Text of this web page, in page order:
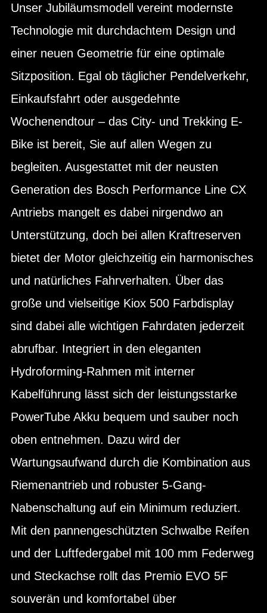
Unser Jubiläumsmodell vereint modernste
Technologie mit durchdachtem Design und
einer neuen Geometrie für eine optimale
Sitzposition. Egal ob täglicher Pendelverkehr,
Einkaufsfahrt oder ausgedehnte
Wochenendtour – das City- und Trekking E-
Bike ist bereit, Sie auf allen Wegen zu
begleiten. Ausgestattet mit der neusten
Generation des Bosch Performance Line CX
Antriebs mangelt es dabei nirgendwo an
Unterstützung, doch bei allen Kraftreserven
bietet der Motor gleichzeitig ein harmonisches
und natürliches Fahrverhalten. Über das
große und vielseitige Kiox 500 Farbdisplay
sind dabei alle wichtigen Fahrdaten jederzeit
abrufbar. Integriert in den eleganten
Hydroforming-Rahmen mit interner
Kabelführung lässt sich der leistungsstarke
PowerTube Akku bequem und sauber noch
oben entnehmen. Dazu wird der
Wartungsaufwand durch die Kombination aus
Riemenantrieb und robuster 5-Gang-
Nabenschaltung auf ein Minimum reduziert.
Mit den pannengeschützten Schwalbe Reifen
und der Luftfedergabel mit 100 mm Federweg
und Steckachse rollt das Premio EVO 5F
souverän und komfortabel über